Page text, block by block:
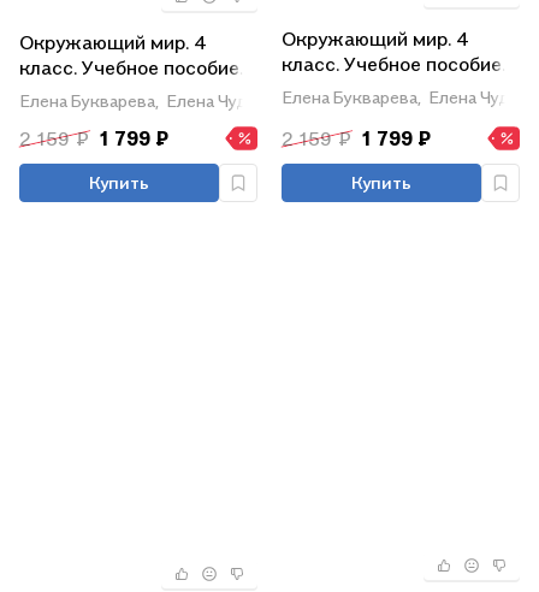
Окружающий мир. 4
класс. Учебное пособие.
В 2-х частях. Часть 1
Елена Букварева, Елена Чудинова
2 159 ₽ 1 799 ₽
Купить
Окружающий мир. 4
класс. Учебное пособие.
В 2-х частях. Часть 2
Елена Букварева, Елена
2 159 ₽ 1 799 ₽
Купить